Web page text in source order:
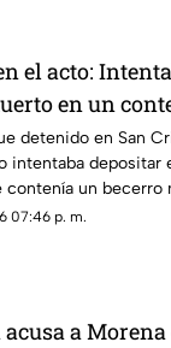
el acto:
en un
detenido en San
intentaba depositar
contenía un becerro
07:46 p. m.
a Morena